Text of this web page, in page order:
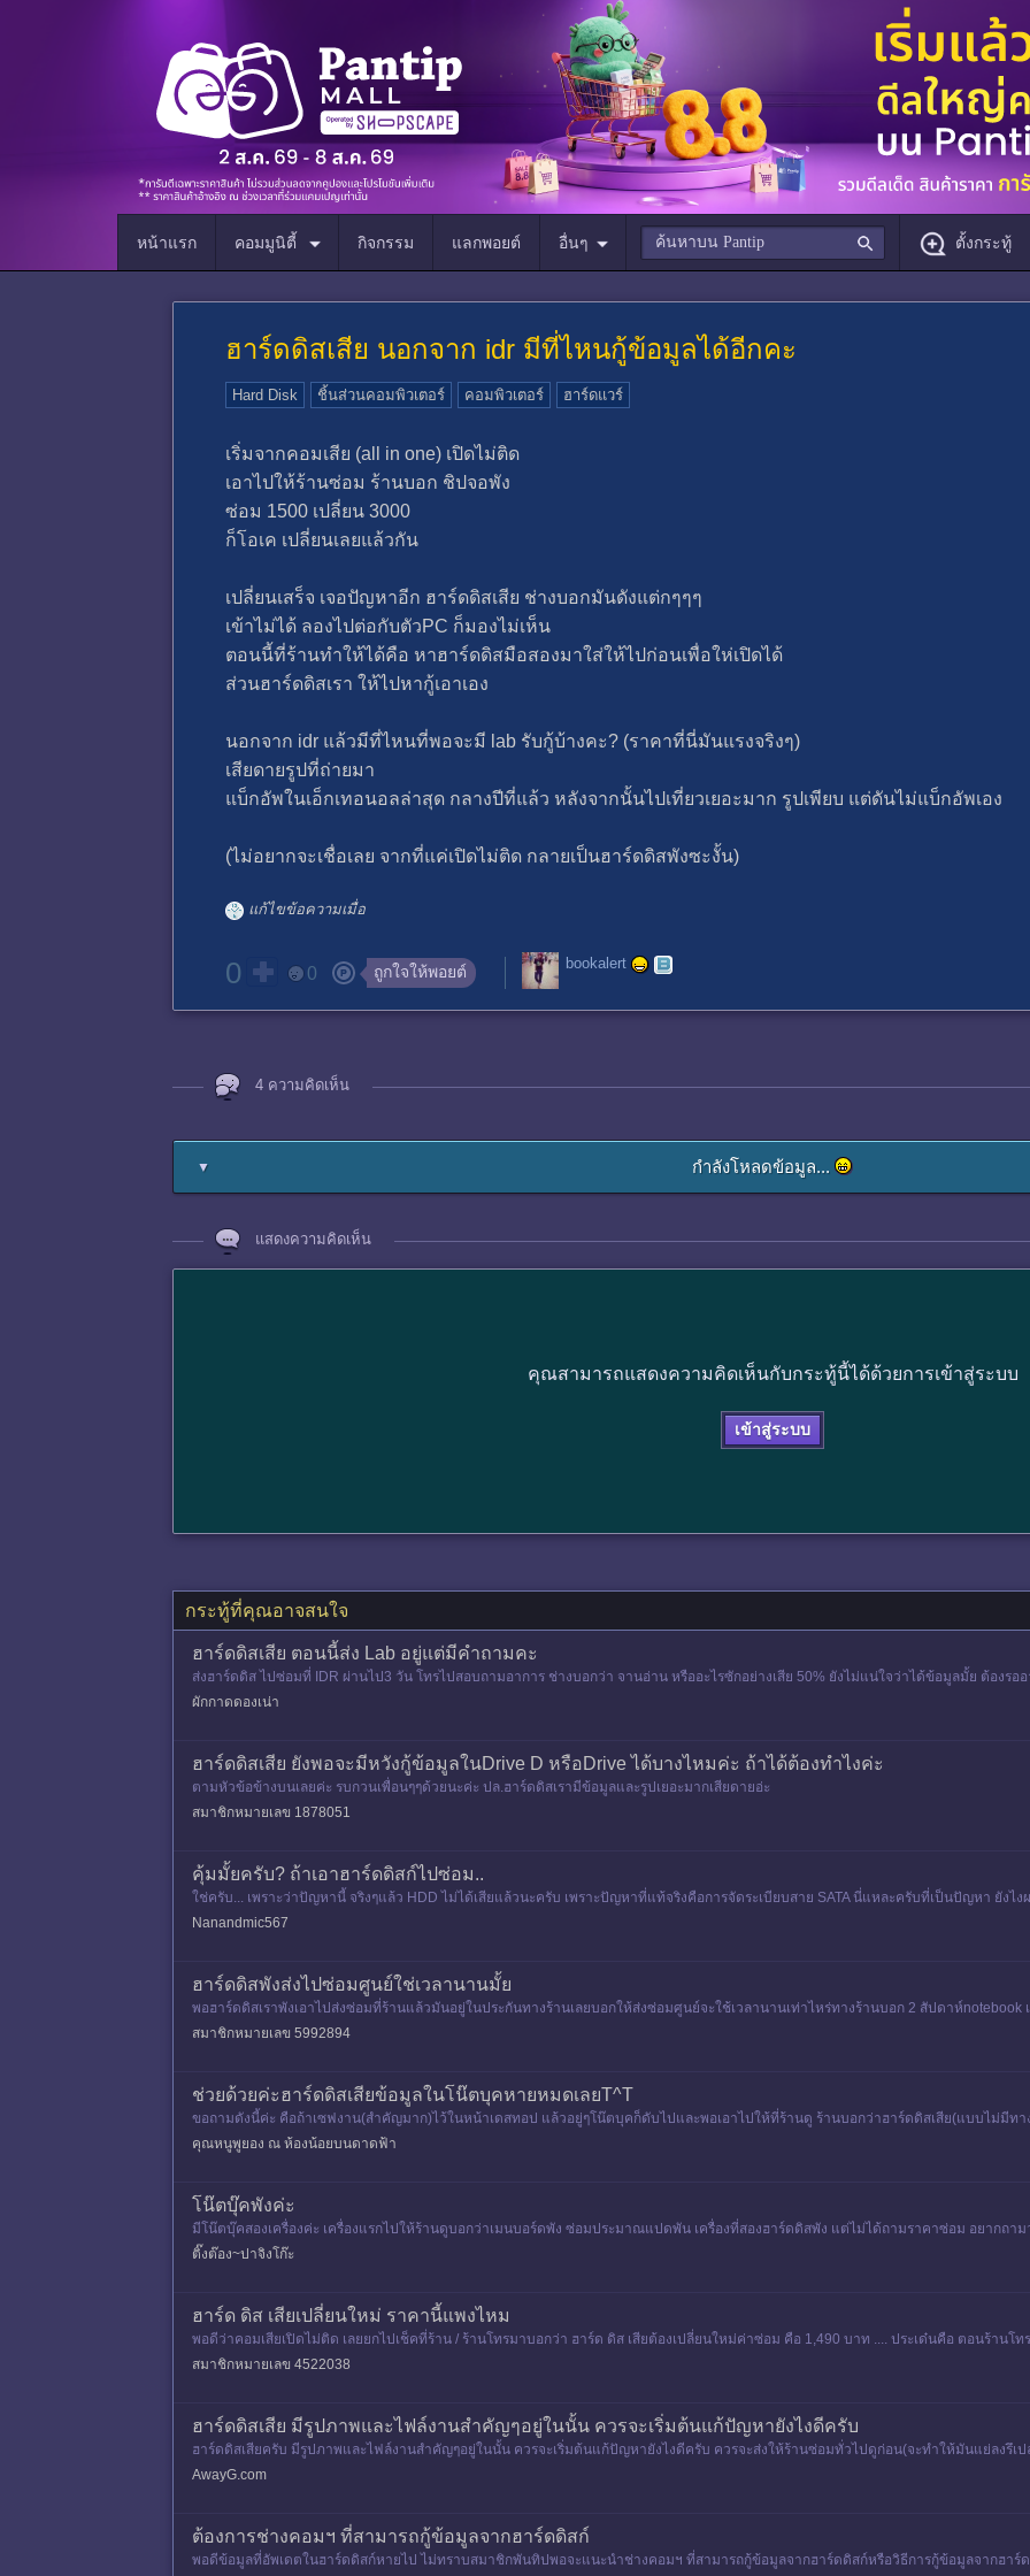
หน้าแรก คอมมูนิตี้ กิจกรรม แลกพอยต์ อื่นๆ ตั้งกระทู้
ฮาร์ดดิสเสีย นอกจาก idr มีที่ไหนกู้ข้อมูลได้อีกคะ
Hard Disk ชิ้นส่วนคอมพิวเตอร์ คอมพิวเตอร์ ฮาร์ดแวร์
เริ่มจากคอมเสีย (all in one) เปิดไม่ติด
เอาไปให้ร้านซ่อม ร้านบอก ชิปจอพัง
ซ่อม 1500 เปลี่ยน 3000
ก็โอเค เปลี่ยนเลยแล้วกัน
เปลี่ยนเสร็จ เจอปัญหาอีก ฮาร์ดดิสเสีย ช่างบอกมันดังแต่กๆๆๆ
เข้าไม่ได้ ลองไปต่อกับตัวPC ก็มองไม่เห็น
ตอนนี้ที่ร้านทำให้ได้คือ หาฮาร์ดดิสมือสองมาใส่ให้ไปก่อนเพื่อให่เปิดได้
ส่วนฮาร์ดดิสเรา ให้ไปหากู้เอาเอง
นอกจาก idr แล้วมีที่ไหนที่พอจะมี lab รับกู้บ้างคะ? (ราคาที่นี่มันแรงจริงๆ)
เสียดายรูปที่ถ่ายมา
แบ็กอัพในเอ็กเทอนอลล่าสุด กลางปีที่แล้ว หลังจากนั้นไปเที่ยวเยอะมาก รูปเพียบ แต่ดันไม่แบ็กอัพเอง
(ไม่อยากจะเชื่อเลย จากที่แค่เปิดไม่ติด กลายเป็นฮาร์ดดิสพังซะงั้น)
แก้ไขข้อความเมื่อ
0 0 ถูกใจให้พอยต์ bookalert
4 ความคิดเห็น
▼ กำลังโหลดข้อมูล...
แสดงความคิดเห็น
คุณสามารถแสดงความคิดเห็นกับกระทู้นี้ได้ด้วยการเข้าสู่ระบบ
เข้าสู่ระบบ
กระทู้ที่คุณอาจสนใจ
ฮาร์ดดิสเสีย ตอนนี้ส่ง Lab อยู่แต่มีคำถามคะ
ส่งฮาร์ดดิส ไปซ่อมที่ IDR ผ่านไป3 วัน โทรไปสอบถามอาการ ช่างบอกว่า จานอ่าน หรืออะไรซักอย่างเสีย 50% ยังไม่แน่ใจว่าได้ข้อมูลมั้ย ต้องร
หรือยังค่ะ หร
ผักกาดดองเน่า
ฮาร์ดดิสเสีย ยังพอจะมีหวังกู้ข้อมูลในDrive D หรือDrive ได้บางไหมค่ะ ถ้าได้ต้องทำไงค่ะ
ตามหัวข้อข้างบนเลยค่ะ รบกวนเพื่อนๆๆด้วยนะค่ะ ปล.ฮาร์ดดิสเรามีข้อมูลและรูปเยอะมากเสียดายอ่ะ
สมาชิกหมายเลข 1878051
คุ้มมั้ยครับ? ถ้าเอาฮาร์ดดิสก์ไปซ่อม..
ใช่ครับ... เพราะว่าปัญหานี้ จริงๆแล้ว HDD ไม่ได้เสียแล้วนะครับ เพราะปัญหาที่แท้จริงคือการจัดระเบียบสาย SATA นี่แหละครับที่เป็นปัญหา ยัง
งที
Nanandmic567
ฮาร์ดดิสพังส่งไปซ่อมศูนย์ใช่เวลานานมั้ย
พอฮาร์ดดิสเราพังเอาไปส่งซ่อมที่ร้านแล้วมันอยู่ในประกันทางร้านเลยบอกให้ส่งซ่อมศูนย์จะใช้เวลานานเท่าไหร่ทางร้านบอก 2 สัปดาห์notebook
ย?
สมาชิกหมายเลข 5992894
ช่วยด้วยค่ะฮาร์ดดิสเสียข้อมูลในโน๊ตบุคหายหมดเลยT^T
ขอถามดังนี้ค่ะ คือถ้าเซฟงาน(สำคัญมาก)ไว้ในหน้าเดสทอป แล้วอยู่ๆโน๊ตบุคก็ดับไปและพอเอาไปให้ที่ร้านดู ร้านบอกว่าฮาร์ดดิสเสีย(แบบไม่มีทา
ทอปกลับคืนมา
คุณหนูพูยอง ณ ห้องน้อยบนดาดฟ้า
โน๊ตบุ๊คพังค่ะ
มีโน๊ตบุ๊คสองเครื่องค่ะ เครื่องแรกไปให้ร้านดูบอกว่าเมนบอร์ดพัง ซ่อมประมาณแปดพัน เครื่องที่สองฮาร์ดดิสพัง แต่ไม่ได้ถามราคาซ่อม อยากถ
แล้วถ้าขาย มี
ติ๊งต๊อง~ปาจิงโก๊ะ
ฮาร์ด ดิส เสียเปลี่ยนใหม่ ราคานี้แพงไหม
พอดีว่าคอมเสียเปิดไม่ติด เลยยกไปเช็คที่ร้าน / ร้านโทรมาบอกว่า ฮาร์ด ดิส เสียต้องเปลี่ยนใหม่ค่าซ่อม คือ 1,490 บาท .... ประเด๋นคือ ตอนร้านโ
านปิด
สมาชิกหมายเลข 4522038
ฮาร์ดดิสเสีย มีรูปภาพและไฟล์งานสำคัญๆอยู่ในนั้น ควรจะเริ่มต้นแก้ปัญหายังไงดีครับ
ฮาร์ดดิสเสียครับ มีรูปภาพและไฟล์งานสำคัญๆอยู่ในนั้น ควรจะเริ่มต้นแก้ปัญหายังไงดีครับ ควรจะส่งให้ร้านซ่อมทั่วไปดูก่อน(จะทำให้มันแย่ลงรึเ
ะนำด้วยน
AwayG.com
ต้องการช่างคอมฯ ที่สามารถกู้ข้อมูลจากฮาร์ดดิสก์
พอดีข้อมูลที่อัพเดตในฮาร์ดดิสก์หายไป ไม่ทราบสมาชิกพันทิปพอจะแนะนำช่างคอมฯ ที่สามารถกู้ข้อมูลจากฮาร์ดดิสก์หรือวิธีการกู้ข้อมูลจากฮ